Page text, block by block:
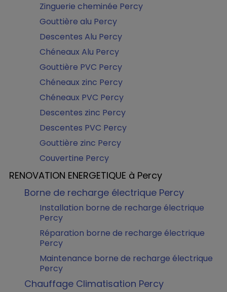
Zinguerie cheminée Percy
Gouttière alu Percy
Descentes Alu Percy
Chéneaux Alu Percy
Gouttière PVC Percy
Chéneaux zinc Percy
Chéneaux PVC Percy
Descentes zinc Percy
Descentes PVC Percy
Gouttière zinc Percy
Couvertine Percy
RENOVATION ENERGETIQUE à Percy
Borne de recharge électrique Percy
Installation borne de recharge électrique
Percy
Réparation borne de recharge électrique
Percy
Maintenance borne de recharge électrique
Percy
Chauffage Climatisation Percy